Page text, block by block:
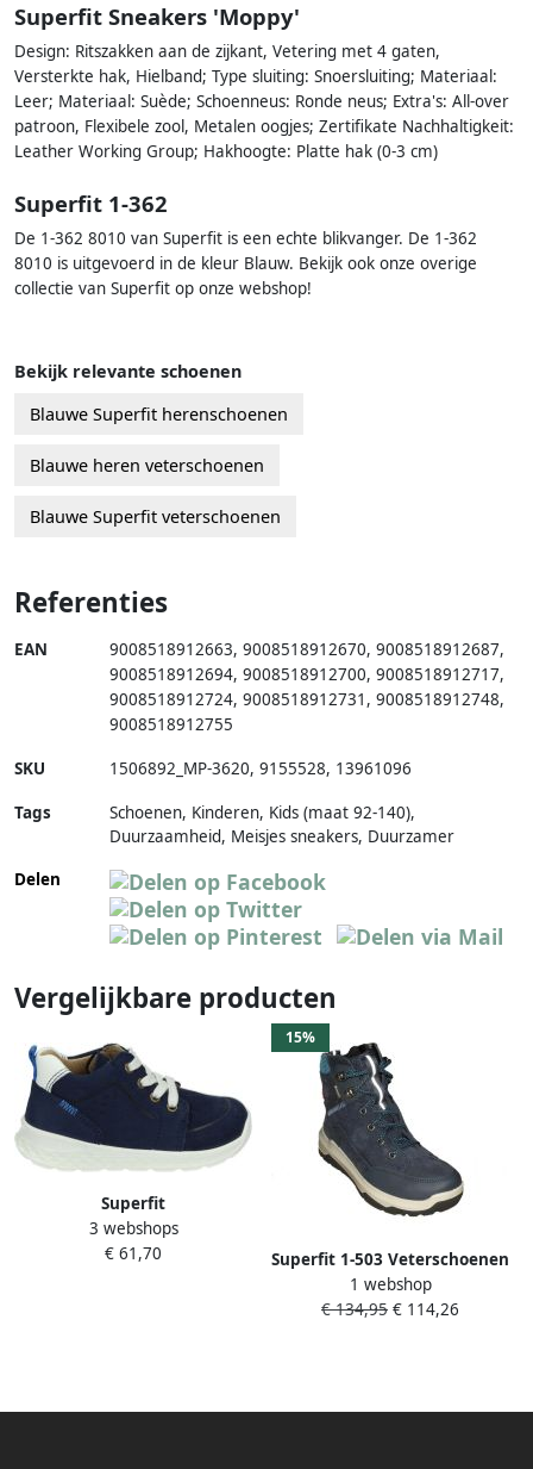
Superfit Sneakers 'Moppy'
Design: Ritszakken aan de zijkant, Vetering met 4 gaten,
Versterkte hak, Hielband; Type sluiting: Snoersluiting; Materiaal:
Leer; Materiaal: Suède; Schoenneus: Ronde neus; Extra's: All-over
patroon, Flexibele zool, Metalen oogjes; Zertifikate Nachhaltigkeit:
Leather Working Group; Hakhoogte: Platte hak (0-3 cm)
Superfit 1-362
De 1-362 8010 van Superfit is een echte blikvanger. De 1-362
8010 is uitgevoerd in de kleur Blauw. Bekijk ook onze overige
collectie van Superfit op onze webshop!
Bekijk relevante schoenen
Blauwe Superfit herenschoenen
Blauwe heren veterschoenen
Blauwe Superfit veterschoenen
Referenties
EAN 9008518912663, 9008518912670, 9008518912687,
9008518912694, 9008518912700, 9008518912717,
9008518912724, 9008518912731 , 9008518912748,
9008518912755
SKU 1506892_MP-3620, 9155528, 13961096
Tags
Schoenen, Kinderen, Kids (maat 92-140),
Duurzaamheid, Meisjes sneakers, Duurzamer
Delen
Vergelijkbare producten
Superfit
363~~~~~~~~~~~~~~~~~~~~~~~~~~~
Half-hoog Blauw
3 webshops
€ 61,70
15%
Superfit 1-503 Veterschoenen
1 webshop
€ 134,95 € 114,26